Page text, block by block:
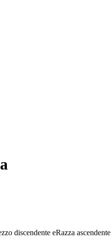
discendente eRazza ascendente